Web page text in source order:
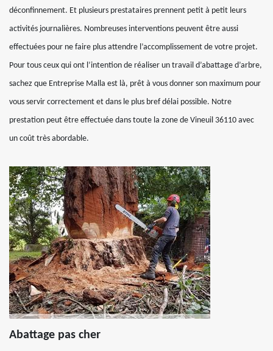
déconfinnement. Et plusieurs prestataires prennent petit à petit leurs
activités journalières. Nombreuses interventions peuvent être aussi
effectuées pour ne faire plus attendre l’accomplissement de votre projet.
Pour tous ceux qui ont l’intention de réaliser un travail d’abattage d’arbre,
sachez que Entreprise Malla est là, prêt à vous donner son maximum pour
vous servir correctement et dans le plus bref délai possible. Notre
prestation peut être effectuée dans toute la zone de Vineuil 36110 avec
un coût très abordable.
Abattage pas cher